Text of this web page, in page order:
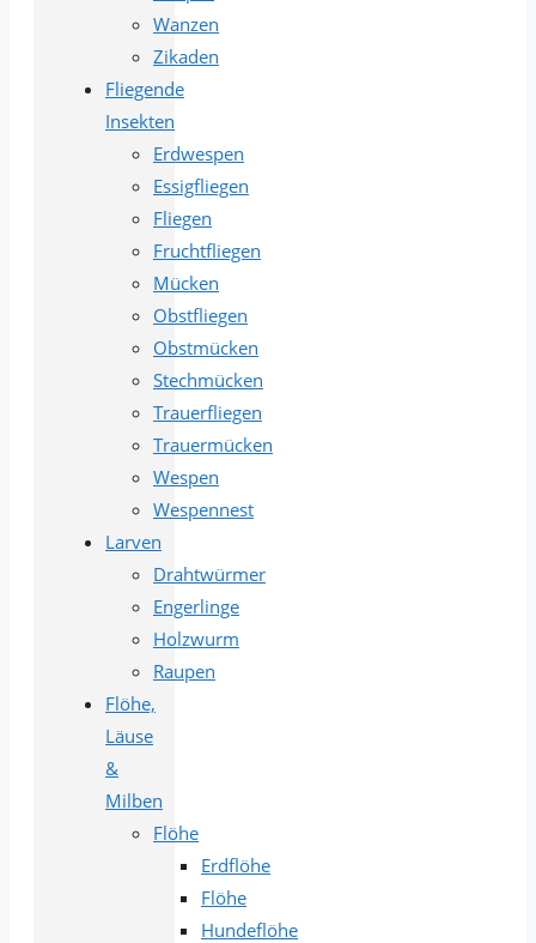
Wanzen
Zikaden
Fliegende
Insekten
Erdwespen
Essigfliegen
Fliegen
Fruchtfliegen
Mücken
Obstfliegen
Obstmücken
Stechmücken
Trauerfliegen
Trauermücken
Wespen
Wespennest
Larven
Drahtwürmer
Engerlinge
Holzwurm
Raupen
Flöhe,
Läuse
&
Milben
Flöhe
Erdflöhe
Flöhe
Hundeflöhe